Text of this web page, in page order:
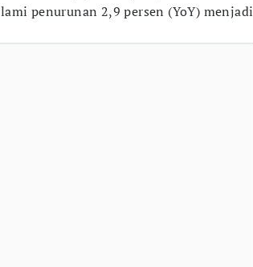
penurunan 2,9 persen (YoY) menjadi